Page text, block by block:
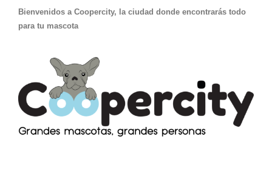
Bienvenidos a Coopercity, la ciudad donde encontrarás todo
para tu mascota